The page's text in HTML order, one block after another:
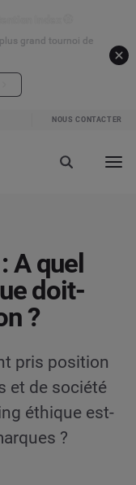
grand tournoi de
NOUS CONTACTER
A quel
doit-
?
pris position
et de société
éthique est-
?